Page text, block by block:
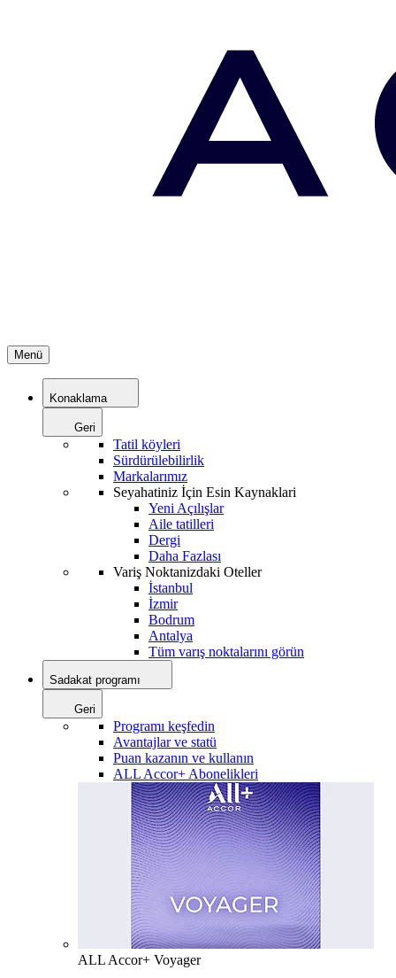
Menü
Konaklama
Geri
Tatil köyleri
Sürdürülebilirlik
Markalarımız
Seyahatiniz İçin Esin Kaynaklari
Yeni Açılışlar
Aile tatilleri
Dergi
Daha Fazlası
Variş Noktanizdaki Oteller
İstanbul
İzmir
Bodrum
Antalya
Tüm varış noktalarını görün
Sadakat programı
Geri
Programı keşfedin
Avantajlar ve statü
Puan kazanın ve kullanın
ALL Accor+ Abonelikleri
ALL Accor+ Voyager